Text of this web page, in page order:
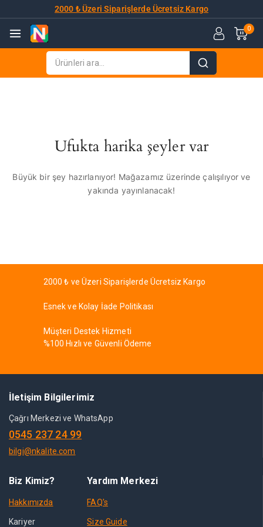
2000 ₺ Üzeri Siparişlerde Ücretsiz Kargo
0
Ufukta harika şeyler var
Büyük bir şey hazırlanıyor! Mağazamız üzerinde çalışılıyor ve
yakında yayınlanacak!
2000 ₺ ve Üzeri Siparişlerde Ücretsiz Kargo
Esnek ve Kolay İade Politikası
Müşteri Destek Hizmeti
%100 Hızlı ve Güvenli Ödeme
İletişim Bilgilerimiz
Çağrı Merkezi ve WhatsApp
0545 237 24 99
bilgi@nkalite.com
Biz Kimiz?
Hakkımızda
Kariyer
Yardım Merkezi
FAQ's
Size Guide